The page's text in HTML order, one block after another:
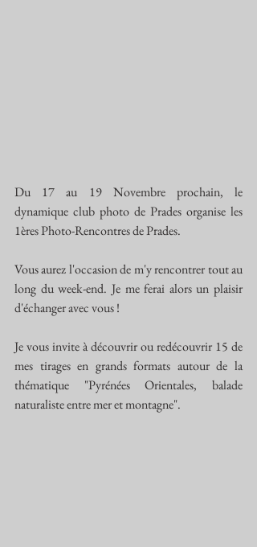
Du 17 au 19 Novembre prochain, le
dynamique club photo de Prades organise les
1ères Photo-Rencontres de Prades.
Vous aurez l'occasion de m'y rencontrer tout au
long du week-end. Je me ferai alors un plaisir
d'échanger avec vous !
Je vous invite à découvrir ou redécouvrir 15 de
mes tirages en grands formats autour de la
thématique "Pyrénées Orientales, balade
naturaliste entre mer et montagne".